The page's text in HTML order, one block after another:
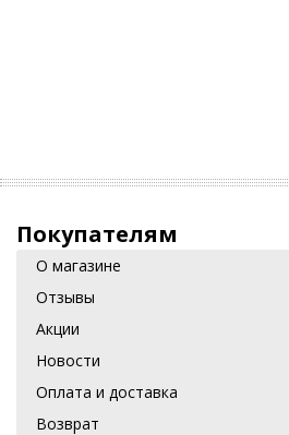
Покупателям
О магазине
Отзывы
Акции
Новости
Оплата и доставка
Возврат